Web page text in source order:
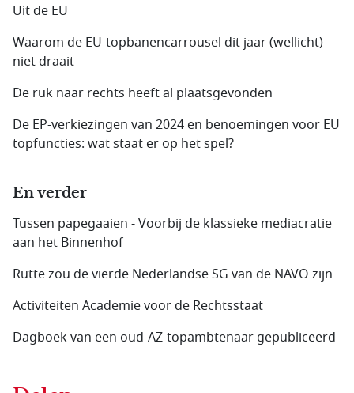
Uit de EU
Waarom de EU-topbanencarrousel dit jaar (wellicht)
niet draait
De ruk naar rechts heeft al plaatsgevonden
De EP-verkiezingen van 2024 en benoemingen voor EU
topfuncties: wat staat er op het spel?
En verder
Tussen papegaaien - Voorbij de klassieke mediacratie
aan het Binnenhof
Rutte zou de vierde Nederlandse SG van de NAVO zijn
Activiteiten Academie voor de Rechtsstaat
Dagboek van een oud-AZ-topambtenaar gepubliceerd